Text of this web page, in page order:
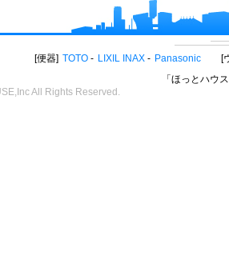
便器 TOTO LIXIL INAX Panasonic
「ほっとハウ
All Rights Reserved.